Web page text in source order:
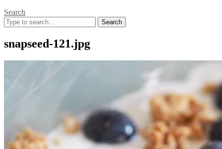
Search
Search
for:
snapseed-121.jpg